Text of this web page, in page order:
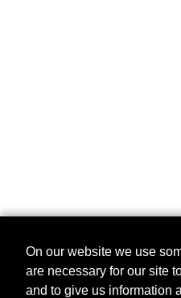
On our website we use
are necessary for our site
and to give us information